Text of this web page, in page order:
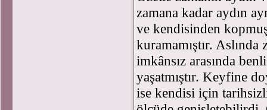
zamana kadar aydın
ve kendisinden
kuramamıştır.
imkânsız arasında
yaşatmıştır. Keyfine
ise kendisi için